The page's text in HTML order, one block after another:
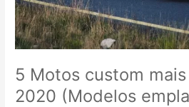
5 Motos custom
2020 (Modelos